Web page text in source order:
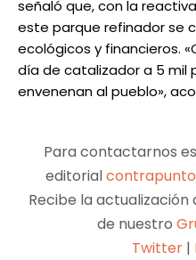
señaló que, con la
este parque refinador se
ecológicos y financieros.
día de catalizador a 5 mil
envenenan al pueblo»,
Para contactarnos
editorial
Recibe la
de nuestro
Twitter |